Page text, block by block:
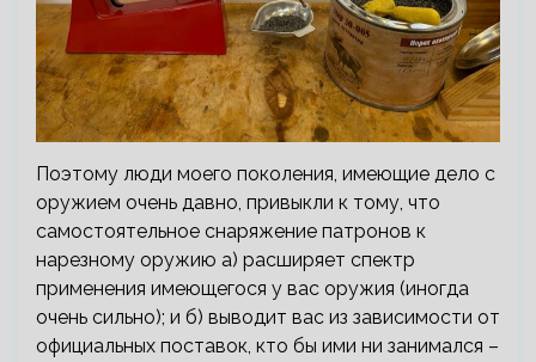
Поэтому люди моего поколения, имеющие дело с
оружием очень давно, привыкли к тому, что
самостоятельное снаряжение патронов к
нарезному оружию а) расширяет спектр
применения имеющегося у вас оружия (иногда
очень сильно); и б) выводит вас из зависимости от
официальных поставок, кто бы ими ни занимался –